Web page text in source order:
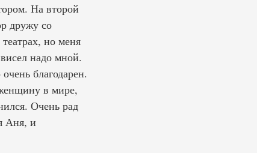
На второй
дружу со
но меня
надо мной.
благодарен.
в мире,
Очень рад
Аня, и